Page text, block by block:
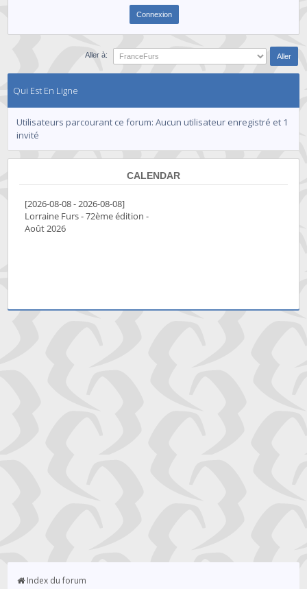
Aller à:
Qui Est En Ligne
Utilisateurs parcourant ce forum: Aucun utilisateur enregistré et 1
invité
CALENDAR
Index du forum